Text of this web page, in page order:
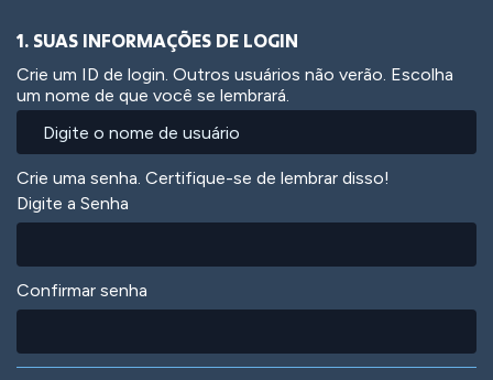
1. SUAS INFORMAÇÕES DE LOGIN
Crie um ID de login. Outros usuários não verão. Escolha
um nome de que você se lembrará.
Crie uma senha. Certifique-se de lembrar disso!
Digite a Senha
Confirmar senha